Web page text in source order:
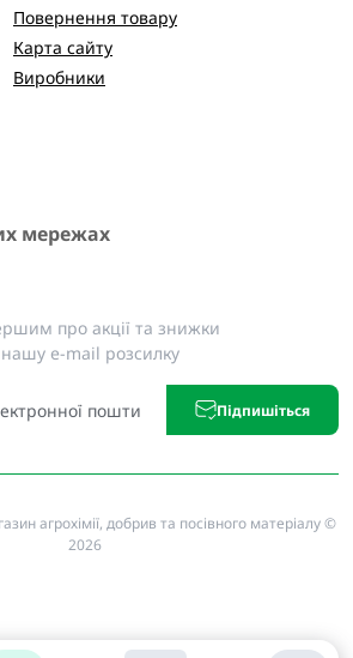
Повернення товару
Карта сайту
Виробники
мережах
про акції та знижки
e-mail розсилку
Підпишіться
агрохімії, добрив та посівного матеріалу ©
2026